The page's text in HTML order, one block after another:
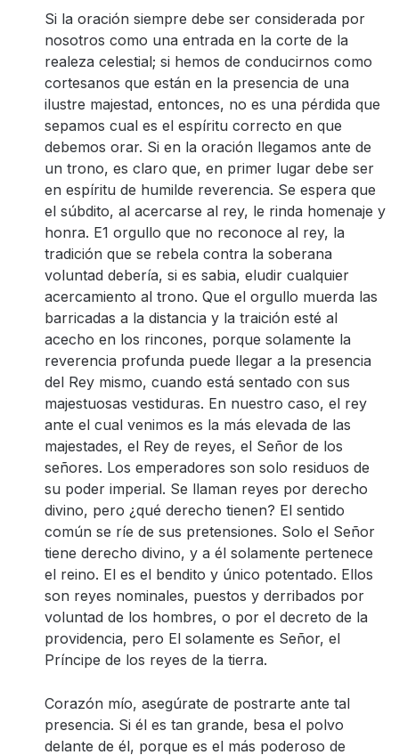
Si la oración siempre debe ser considerada por
nosotros como una entrada en la corte de la
realeza celestial; si hemos de conducirnos como
cortesanos que están en la presencia de una
ilustre majestad, entonces, no es una pérdida que
sepamos cual es el espíritu correcto en que
debemos orar. Si en la oración llegamos ante de
un trono, es claro que, en primer lugar debe ser
en espíritu de humilde reverencia. Se espera que
el súbdito, al acercarse al rey, le rinda homenaje y
honra. E1 orgullo que no reconoce al rey, la
tradición que se rebela contra la soberana
voluntad debería, si es sabia, eludir cualquier
acercamiento al trono. Que el orgullo muerda las
barricadas a la distancia y la traición esté al
acecho en los rincones, porque solamente la
reverencia profunda puede llegar a la presencia
del Rey mismo, cuando está sentado con sus
majestuosas vestiduras. En nuestro caso, el rey
ante el cual venimos es la más elevada de las
majestades, el Rey de reyes, el Señor de los
señores. Los emperadores son solo residuos de
su poder imperial. Se llaman reyes por derecho
divino, pero ¿qué derecho tienen? El sentido
común se ríe de sus pretensiones. Solo el Señor
tiene derecho divino, y a él solamente pertenece
el reino. El es el bendito y único potentado. Ellos
son reyes nominales, puestos y derribados por
voluntad de los hombres, o por el decreto de la
providencia, pero El solamente es Señor, el
Príncipe de los reyes de la tierra.
Corazón mío, asegúrate de postrarte ante tal
presencia. Si él es tan grande, besa el polvo
delante de él, porque es el más poderoso de